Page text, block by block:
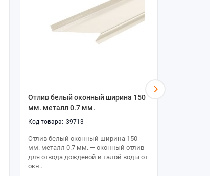
Отлив белый оконный ширина 150
мм. металл 0.7 мм.
39713
Отлив белый оконный ширина 150
мм. металл 0.7 мм. — оконный отлив
для отвода дождевой и талой воды от
окн..